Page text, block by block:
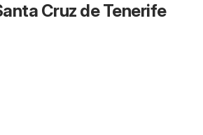
Cruz de Tenerife